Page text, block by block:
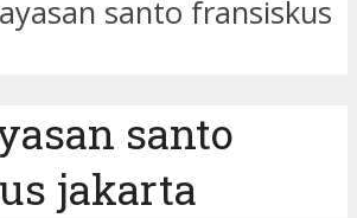
santo fransiskus
santo
jakarta